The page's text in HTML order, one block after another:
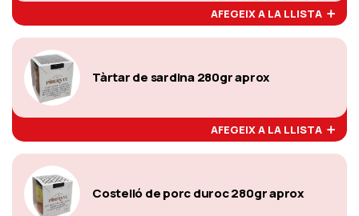
AFEGEIX A LA LLISTA
Tàrtar de sardina 280gr aprox
AFEGEIX A LA LLISTA
Costelló de porc duroc 280gr aprox